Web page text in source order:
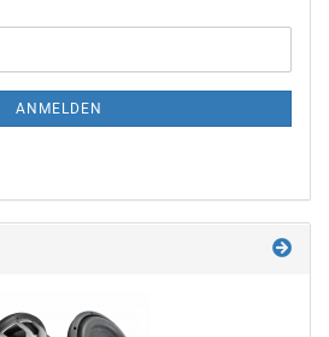
ANMELDEN